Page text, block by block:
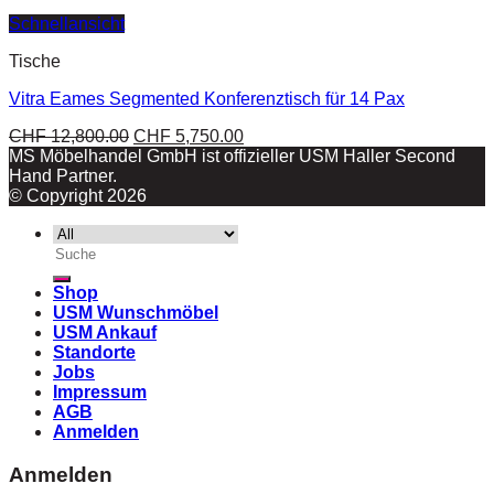
Schnellansicht
Tische
Vitra Eames Segmented Konferenztisch für 14 Pax
CHF12,800.00 CHF 5,750.00
MS Möbelhandel GmbH ist offizieller USM Haller Second
Hand Partner.
© Copyright 2026
Suche
nach:
Shop
USM Wunschmöbel
USM Ankauf
Standorte
Jobs
Impressum
AGB
Anmelden
Anmelden